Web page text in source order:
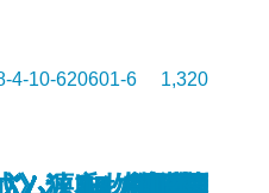
ム 27 梶井
ム 28 小林
ム 30 中原
ム 3 樋口一
》源氏物語
ム 14 斎藤
》狭衣物語
4-10-620601-6 1,320
ム 7 谷崎潤
ム 17 堀辰
ム 11 志賀
ム 5 柳田国
ム 9 有島武
ム 4 島崎藤
ム 18 山本